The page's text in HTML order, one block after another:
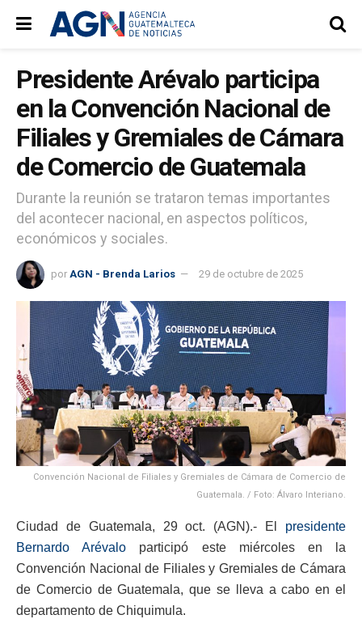
Presidente Arévalo participa
en la Convención Nacional de
Filiales y Gremiales de Cámara
de Comercio de Guatemala
Durante la reunión se trataron temas importantes
del acontecer nacional, en aspectos políticos,
económicos y sociales.
por AGN - Brenda Larios 29 de octubre de 2025
Convención Nacional de Filiales y Gremiales de Cámara de Comercio de
Guatemala. / Foto: Álvaro Interiano.
Ciudad de Guatemala, 29 oct. (AGN).- El presidente
Bernardo Arévalo participó este miércoles en la
Convención Nacional de Filiales y Gremiales de Cámara
de Comercio de Guatemala, que se lleva a cabo en el
departamento de Chiquimula.